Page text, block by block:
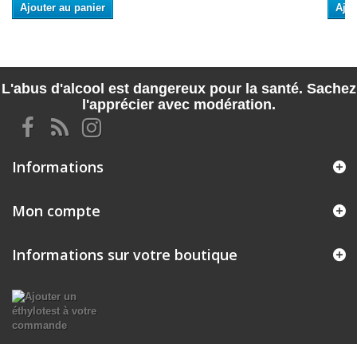
Ajouter au panier
L'abus d'alcool est dangereux pour la santé. Sachez
l'apprécier avec modération.
Informations
Mon compte
Informations sur votre boutique